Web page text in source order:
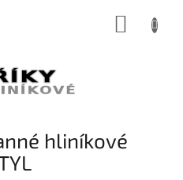
hliníkové